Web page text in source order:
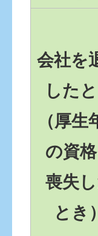
会社を
した
（厚生
の資
喪失
とき）